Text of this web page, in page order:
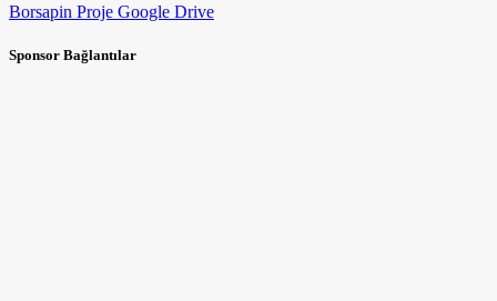
Borsapin Proje Google Drive
Sponsor Bağlantılar